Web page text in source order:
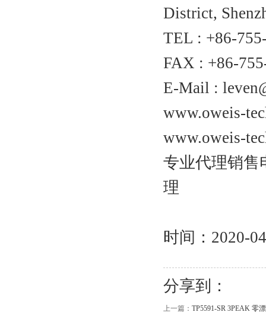
District,
TEL : +86-
FAX : +86-
E-Mail :
www.oweis-
www.oweis-
专业代理销售
理
时间：2020-
分享到：
上一篇： TP5591-SR 3PEAK 零